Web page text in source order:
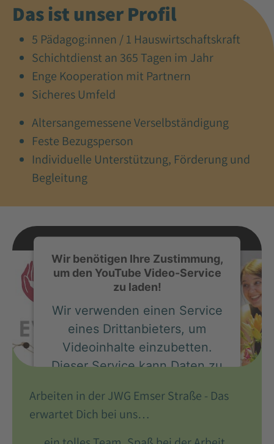
Das ist unser Profil
5 Pädagog:innen / 1 Hauswirtschaftskraft
Schichtdienst an 365 Tagen im Jahr
Enge Kooperation mit Partnern
Sicheres Umfeld
Altersangemessene Verselbständigung
Feste Bezugsperson
Individuelle Unterstützung, Förderung und
Begleitung
Wir benötigen Ihre Zustimmung,
um den YouTube Video-Service
zu laden!
Wir verwenden einen Service
eines Drittanbieters, um
Videoinhalte einzubetten.
Dieser Service kann Daten zu
Bitte lesen Sie die Details
durch und stimmen Sie der
Nutzung des Service zu, um
Arbeiten in der JWG Emser Straße - Das
erwartet Dich bei uns…